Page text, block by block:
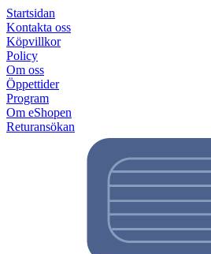
Startsidan
Kontakta oss
Köpvillkor
Policy
Om oss
Öppettider
Program
Om eShopen
Returansökan